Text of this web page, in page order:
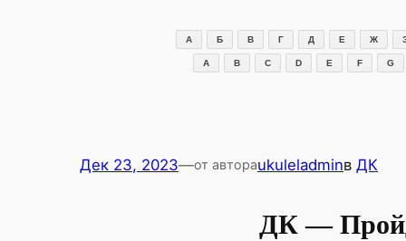
А Б В Г Д Е Ж
A B C D E F G
Дек 23, 2023—от автораukuleladminв ДК
ДК —